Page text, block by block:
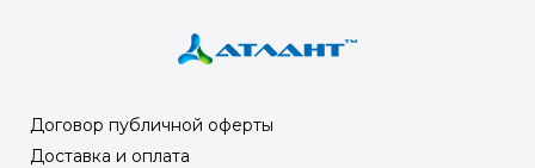
Договор публичной оферты
Доставка и оплата